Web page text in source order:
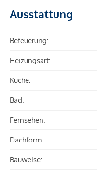
Ausstattung
Befeuerung:
Heizungsart:
Küche:
Bad:
Fernsehen:
Dachform:
Bauweise: